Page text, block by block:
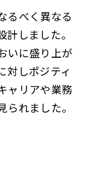
るべく異なる
しました。
いに盛り上が
対しポジティ
ャリアや業務
れました。